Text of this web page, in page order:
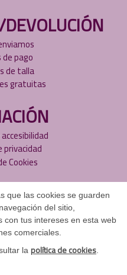
pago
de talla
gratuitas
Cookies
2024
que las cookies se guarden
del sitio,
con tus intereses en esta web
comerciales.
la política de cookies.